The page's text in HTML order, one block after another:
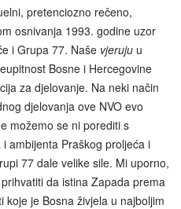
pretenciozno rečeno,
osnivanja 1993. godine uzor
i Grupa 77. Naše vjeruju u
Bosne i Hercegovine
za djelovanje. Na neki način
djelovanja ove NVO evo
možemo se ni porediti s
ambijenta Praškog proljeća i
77 dale velike sile. Mi uporno,
da istina Zapada prema
koje je Bosna živjela u najboljim